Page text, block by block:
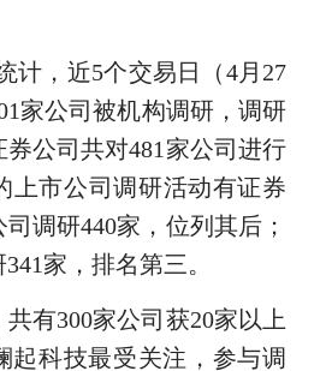
计，近5个交易日（4月27
家公司被机构调研，调研
公司共对481家公司进行
上市公司调研活动有证券
调研440家，位列其后；
家，排名第三。
有300家公司获20家以上
起科技最受关注，参与调